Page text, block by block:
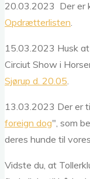
20.03.2023 Der er
Opdrætterlisten.
15.03.2023 Husk
Circiut Show i
Sjørup d. 20.05.
13.03.2023 Der er
foreign dog", som
deres hunde til
Vidste du, at